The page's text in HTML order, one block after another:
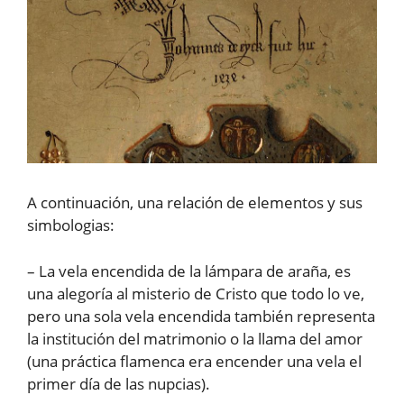
A continuación, una relación de elementos y sus
simbologias:
– La vela encendida de la lámpara de araña, es
una alegoría al misterio de Cristo que todo lo ve,
pero una sola vela encendida también representa
la institución del matrimonio o la llama del amor
(una práctica flamenca era encender una vela el
primer día de las nupcias).